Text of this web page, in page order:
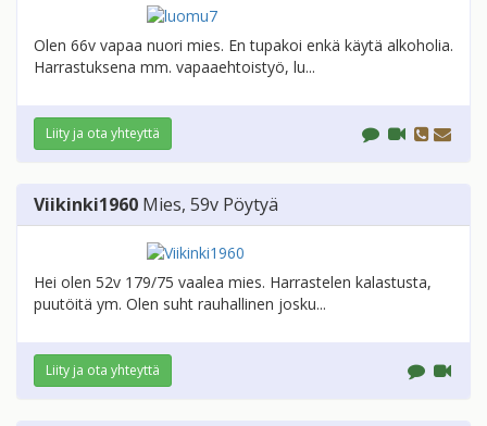
Olen 66v vapaa nuori mies. En tupakoi enkä käytä alkoholia.
Harrastuksena mm. vapaaehtoistyö, lu...
Liity ja ota yhteyttä
Viikinki1960 Mies, 59v Pöytyä
Hei olen 52v 179/75 vaalea mies. Harrastelen kalastusta,
puutöitä ym. Olen suht rauhallinen josku...
Liity ja ota yhteyttä